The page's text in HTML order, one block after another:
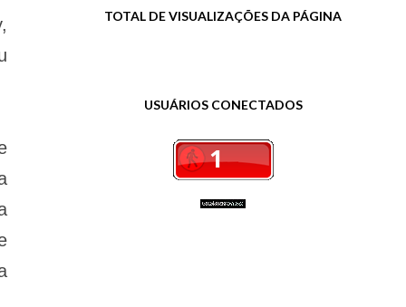
TOTAL DE VISUALIZAÇÕES DA PÁGINA
USUÁRIOS CONECTADOS